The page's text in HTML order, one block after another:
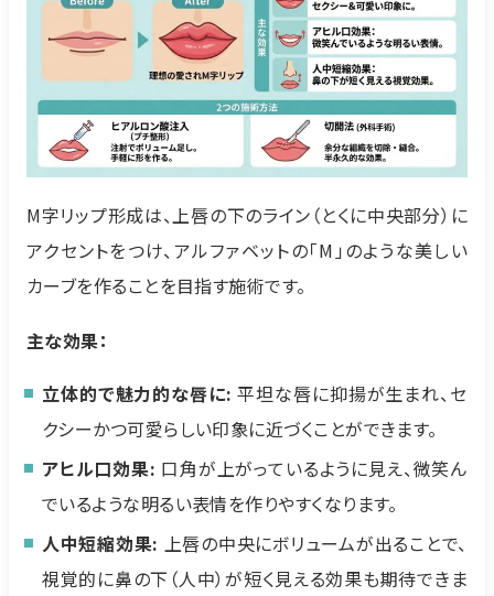
M字リップ形成は、上唇の下のライン（とくに中央部分）に
アクセントをつけ、アルファベットの「M」のような美しい
カーブを作ることを目指す施術です。
主な効果：
立体的で魅力的な唇に: 平坦な唇に抑揚が生まれ、セ
クシーかつ可愛らしい印象に近づくことができます。
アヒル口効果: 口角が上がっているように見え、微笑ん
でいるような明るい表情を作りやすくなります。
人中短縮効果: 上唇の中央にボリュームが出ることで、
視覚的に鼻の下（人中）が短く見える効果も期待できま